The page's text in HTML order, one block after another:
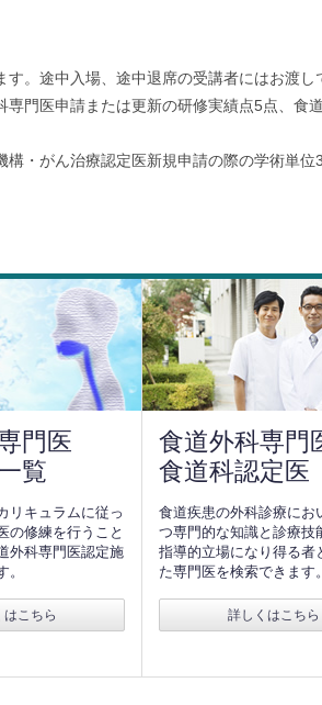
。途中入場、途中退席の受講者にはお渡し
門医申請または更新の研修実績点5点、食
・がん治療認定医新規申請の際の学術単位
門医
覧
リキュラムに従っ
の修練を行うこと
外科専門医認定施
。
はこちら
食道外科専門
食道科認定医
食道疾患の外科診療にお
つ専門的な知識と診療技
指導的立場になり得る者
た専門医を検索できます。
詳しくはこちら